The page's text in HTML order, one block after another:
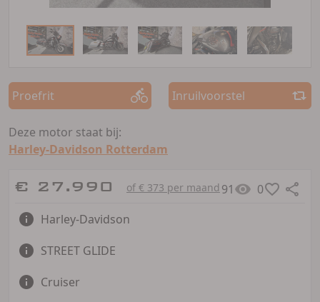
Proefrit Inruilvoorstel
Deze motor staat bij:
Harley-Davidson Rotterdam
€ 27.990 of € 373 per maand 91
0
Harley-Davidson
STREET GLIDE
Cruiser